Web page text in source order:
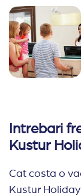
Intrebari
Kustur
Cat costa o
Kustur